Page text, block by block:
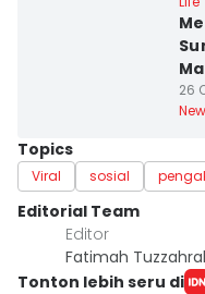
26
Topics
Viral sosial
Editorial Team
Editor
Fatimah
Tonton lebih seru di